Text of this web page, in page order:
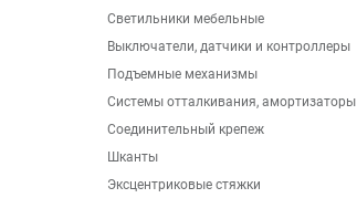
Светильники мебельные
Выключатели, датчики и контроллеры
Подъемные механизмы
Системы отталкивания, амортизаторы
Соединительный крепеж
Шканты
Эксцентриковые стяжки